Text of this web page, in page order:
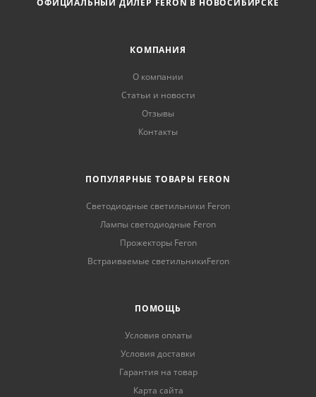
КОМПАНИЯ
О компании
Статьи и новости
Отзывы
Контакты
ПОПУЛЯРНЫЕ ТОВАРЫ FERON
Светодиодные светильники Feron
Лампы светодиодные Feron
Прожекторы Feron
Встраиваемые светильникиFeron
ПОМОЩЬ
Условия оплаты
Условия доставки
Гарантия на товар
Карта сайта